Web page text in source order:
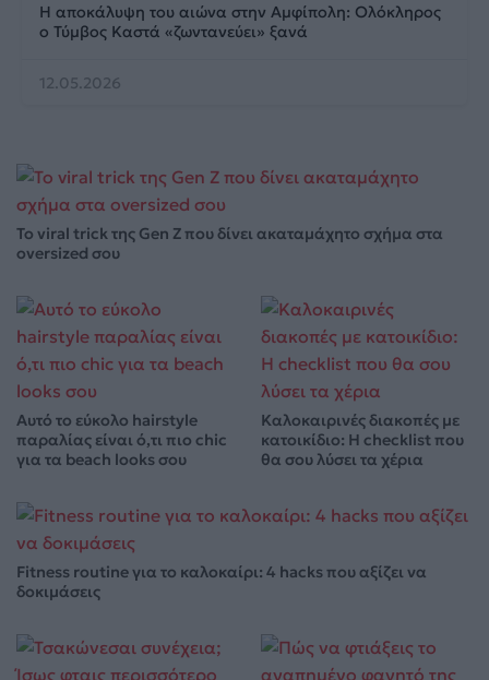
Η αποκάλυψη του αιώνα στην Αμφίπολη: Ολόκληρος
ο Τύμβος Καστά «ζωντανεύει» ξανά
12.05.2026
Το viral trick της Gen Z που δίνει ακαταμάχητο σχήμα στα
oversized σου
Αυτό το εύκολο hairstyle
παραλίας είναι ό,τι πιο chic
για τα beach looks σου
Καλοκαιρινές διακοπές με
κατοικίδιο: Η checklist που
θα σου λύσει τα χέρια
Fitness routine για το καλοκαίρι: 4 hacks που αξίζει να
δοκιμάσεις